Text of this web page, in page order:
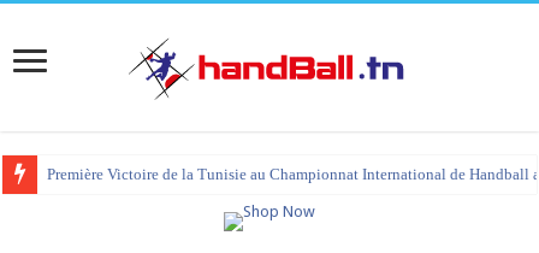
Première Victoire de la Tunisie au Championnat International de Handball